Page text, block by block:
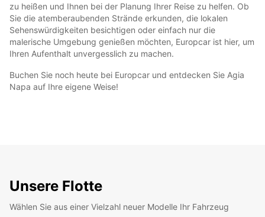
zu heißen und Ihnen bei der Planung Ihrer Reise zu helfen. Ob
Sie die atemberaubenden Strände erkunden, die lokalen
Sehenswürdigkeiten besichtigen oder einfach nur die
malerische Umgebung genießen möchten, Europcar ist hier, um
Ihren Aufenthalt unvergesslich zu machen.
Buchen Sie noch heute bei Europcar und entdecken Sie Agia
Napa auf Ihre eigene Weise!
Unsere Flotte
Wählen Sie aus einer Vielzahl neuer Modelle Ihr Fahrzeug